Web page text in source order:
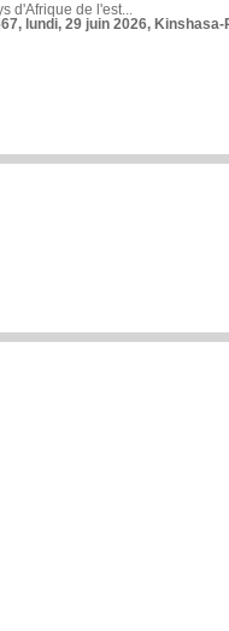
d'Afrique de l'est...
lundi, 29 juin 2026,